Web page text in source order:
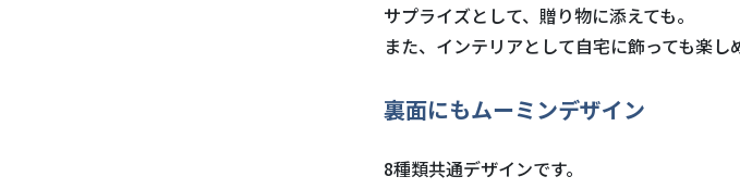
サプライズとして、贈り物に添えても。
また、インテリアとして自宅に飾っても楽し
裏面にもムーミンデザイン
8種類共通デザインです。